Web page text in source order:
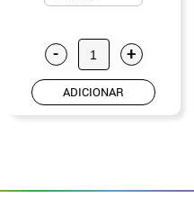
- +
ADICIONAR